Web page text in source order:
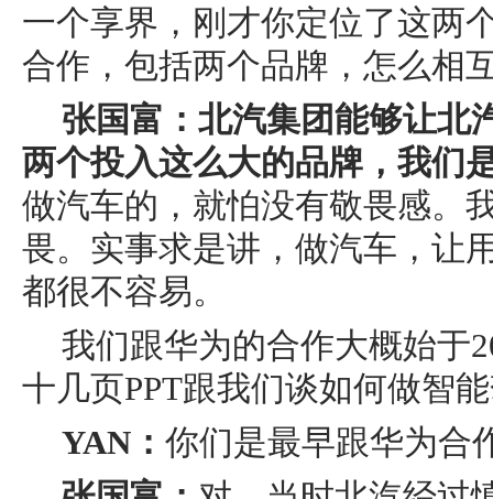
一个享界，刚才你定位了这两
合作，包括两个品牌，怎么相
张国富：北汽集团能够让北
两个投入这么大的品牌，我们
做汽车的，就怕没有敬畏感。
畏。实事求是讲，做汽车，让
都很不容易。
我们跟华为的合作大概始于
十几页PPT跟我们谈如何做智
YAN： 你们是最早跟华为合